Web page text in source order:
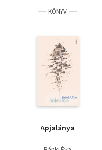
KÖNYV
Apjalánya